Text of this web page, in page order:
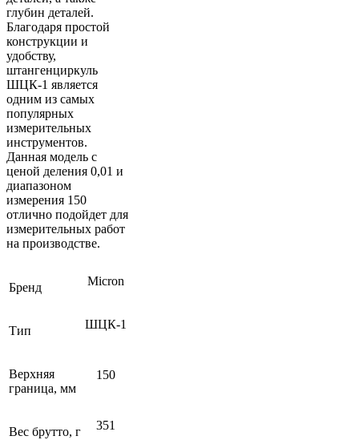
глубин деталей.
Благодаря простой
конструкции и
удобству,
штангенциркуль
ШЦК-1 является
одним из самых
популярных
измерительных
инструментов.
Данная модель с
ценой деления 0,01 и
диапазоном
измерения 150
отлично подойдет для
измерительных работ
на производстве.
Бренд Micron
Тип ШЦК-1
Верхняя
граница, мм
150
Вес брутто, г 351